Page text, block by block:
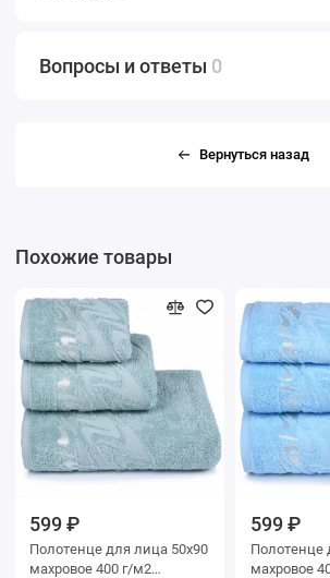
Вопросы и ответы 0
Вернуться назад
Похожие товары
599 ₽
Полотенце для лица 50х90
махровое 400 г/м2
599 ₽
Полотенце для лица 50х90
махровое 400 г/м2 голубое